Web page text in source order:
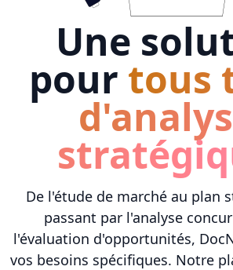
Une
pour tous
De l'étude de marché au plan
passant par l'analyse
l'évaluation d'opportunités,
vos besoins spécifiques. Notre